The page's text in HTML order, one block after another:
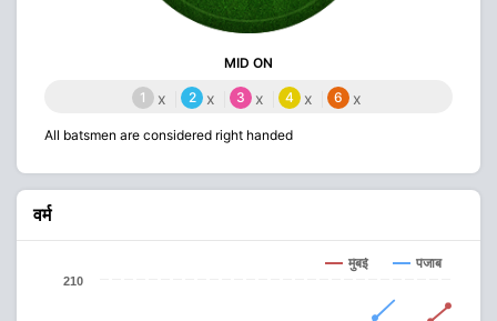
MID ON
1 x 2 x 3 x 4 x 6 x
All batsmen are considered right handed
वर्म
मुंबई पंजाब
210